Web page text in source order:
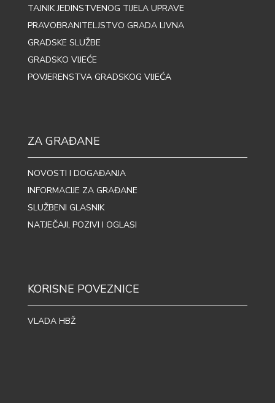
TAJNIK JEDINSTVENOG TIJELA UPRAVE
PRAVOBRANITELJSTVO GRADA LIVNA
GRADSKE SLUŽBE
GRADSKO VIJEĆE
POVJERENSTVA GRADSKOG VIJEĆA
ZA GRAĐANE
NOVOSTI I DOGAĐANJA
INFORMACIJE ZA GRAĐANE
SLUŽBENI GLASNIK
NATJEČAJI, POZIVI I OGLASI
KORISNE POVEZNICE
VLADA HBŽ